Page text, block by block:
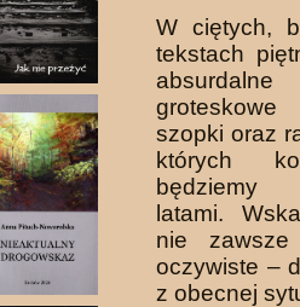
W ciętych,
tekstach
szopki oraz
których
będziemy
latami.
nie
oczywiste –
z obecnej